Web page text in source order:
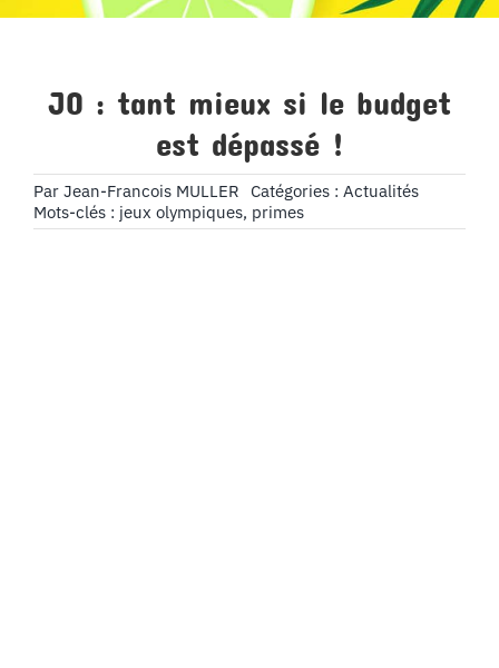
JO : tant mieux si le budget
est dépassé !
Par Jean-Francois MULLER Catégories : Actualités
Mots-clés : jeux olympiques, primes